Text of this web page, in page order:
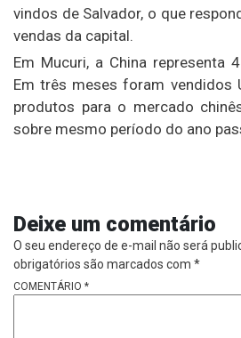
vindos de Salvador, o que
vendas da capital.
Em Mucuri, a China representa
Em três meses foram vendidos
produtos para o mercado
sobre mesmo período do ano
Deixe um comentário
O seu endereço de e-mail não será
obrigatórios são marcados com *
COMENTÁRIO *